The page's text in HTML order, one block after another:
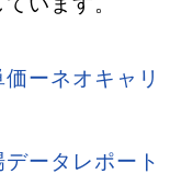
ーネオキャリ
ータレポート